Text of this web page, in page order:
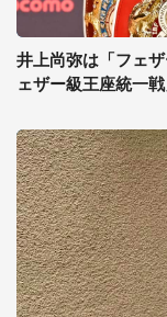
井上尚弥は「フェ
ェザー級王座統一